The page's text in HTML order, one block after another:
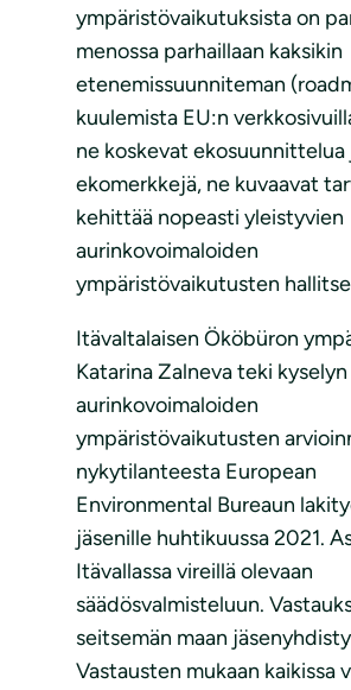
ympäristövaikutuksista on
menossa parhaillaan kaksikin
etenemissuunniteman
kuulemista EU:n
ne koskevat ekosuunnittelua
ekomerkkejä, ne kuvaavat
kehittää nopeasti yleistyvien
aurinkovoimaloiden
ympäristövaikutusten
Itävaltalaisen Ököbüron
Katarina Zalneva teki kyselyn
aurinkovoimaloiden
ympäristövaikutusten
nykytilanteesta European
Environmental Bureaun
jäsenille huhtikuussa 2021.
Itävallassa vireillä olevaan
säädösvalmisteluun.
seitsemän maan
Vastausten mukaan kaikissa